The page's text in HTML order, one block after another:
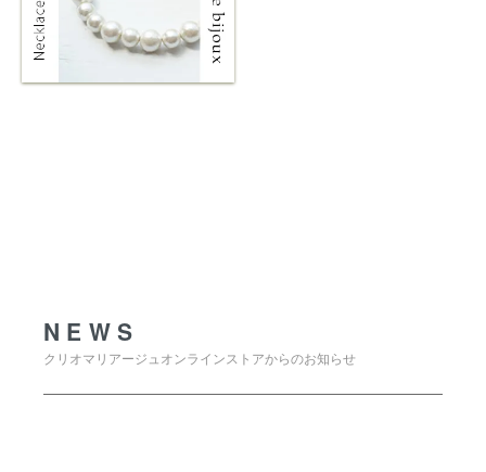
NEWS
クリオマリアージュオンラインストアからのお知らせ